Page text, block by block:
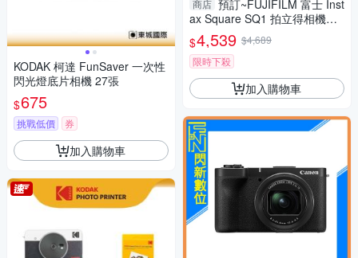
KODAK 柯達 FunSaver 一次性
閃光燈底片相機 27張
$675
挑戰低價 券
加入購物車
商店 預訂~FUJIFILM 富士 Inst
ax Square SQ1 拍立得相機
+底片20張 白/橙/藍 (公司貨)
$4,539 $4,689
限時下殺
加入購物車